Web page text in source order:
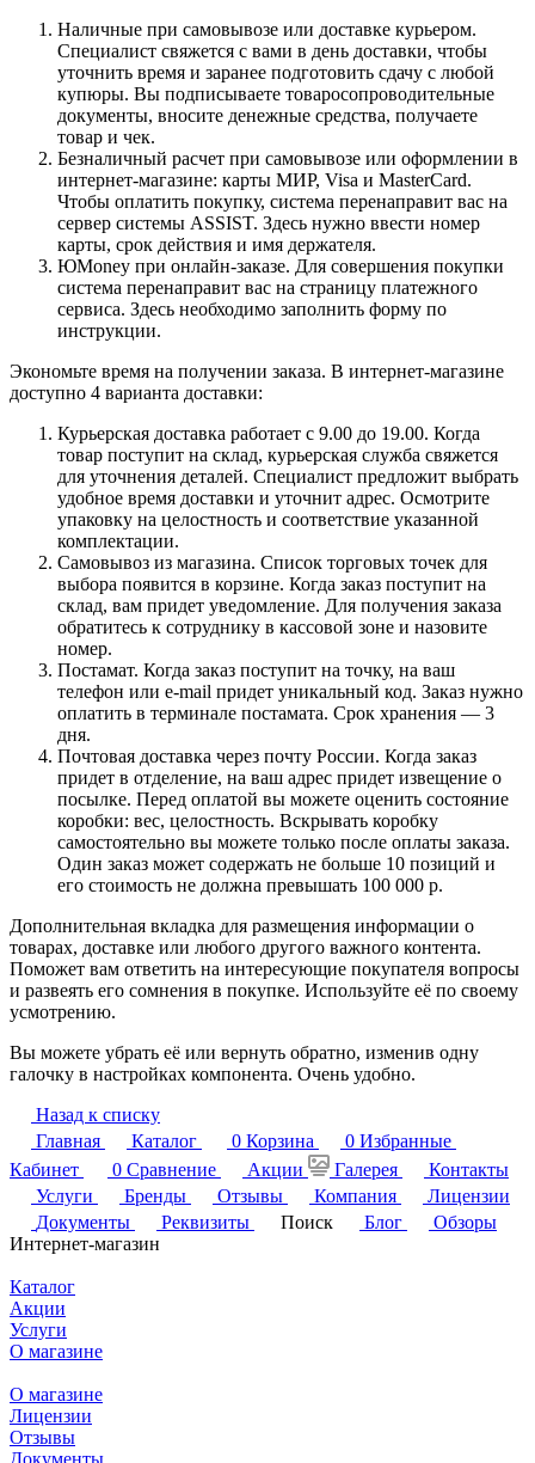
Наличные при самовывозе или доставке курьером.
Специалист свяжется с вами в день доставки, чтобы
уточнить время и заранее подготовить сдачу с любой
купюры. Вы подписываете товаросопроводительные
документы, вносите денежные средства, получаете
товар и чек.
Безналичный расчет при самовывозе или оформлении в
интернет-магазине: карты МИР, Visa и MasterCard.
Чтобы оплатить покупку, система перенаправит вас на
сервер системы ASSIST. Здесь нужно ввести номер
карты, срок действия и имя держателя.
ЮMoney при онлайн-заказе. Для совершения покупки
система перенаправит вас на страницу платежного
сервиса. Здесь необходимо заполнить форму по
инструкции.
Экономьте время на получении заказа. В интернет-магазине
доступно 4 варианта доставки:
Курьерская доставка работает с 9.00 до 19.00. Когда
товар поступит на склад, курьерская служба свяжется
для уточнения деталей. Специалист предложит выбрать
удобное время доставки и уточнит адрес. Осмотрите
упаковку на целостность и соответствие указанной
комплектации.
Самовывоз из магазина. Список торговых точек для
выбора появится в корзине. Когда заказ поступит на
склад, вам придет уведомление. Для получения заказа
обратитесь к сотруднику в кассовой зоне и назовите
номер.
Постамат. Когда заказ поступит на точку, на ваш
телефон или e-mail придет уникальный код. Заказ нужно
оплатить в терминале постамата. Срок хранения — 3
дня.
Почтовая доставка через почту России. Когда заказ
придет в отделение, на ваш адрес придет извещение о
посылке. Перед оплатой вы можете оценить состояние
коробки: вес, целостность. Вскрывать коробку
самостоятельно вы можете только после оплаты заказа.
Один заказ может содержать не больше 10 позиций и
его стоимость не должна превышать 100 000 р.
Дополнительная вкладка для размещения информации о
товарах, доставке или любого другого важного контента.
Поможет вам ответить на интересующие покупателя вопросы
и развеять его сомнения в покупке. Используйте её по своему
усмотрению.
Вы можете убрать её или вернуть обратно, изменив одну
галочку в настройках компонента. Очень удобно.
Назад к списку
Главная
Каталог 0 Корзина 0 Избранные
Кабинет
0 Сравнение Акции Галерея
Контакты
Услуги
Бренды Отзывы Компания
Лицензии
Документы
Реквизиты Поиск Блог
Обзоры
Интернет-магазин
Каталог
Акции
Услуги
О магазине
О магазине
Лицензии
Отзывы
Документы